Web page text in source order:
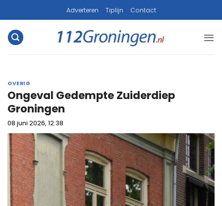
naar
inhoud
Adverteren Tiplijn Contact
OVERIG
Ongeval Gedempte Zuiderdiep
Groningen
08 juni 2026, 12:38